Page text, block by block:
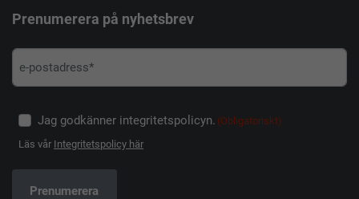
Prenumerera på nyhetsbrev
Jag godkänner integritetspolicyn. (Obligatoriskt)
Läs vår Integritetspolicy här